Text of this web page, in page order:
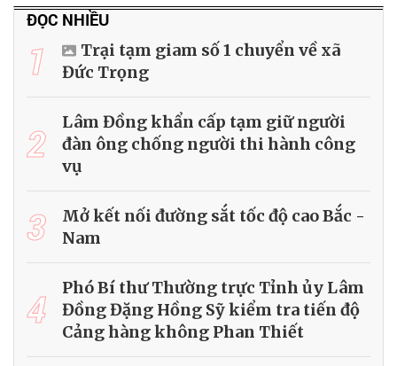
ĐỌC NHIỀU
1
Trại tạm giam số 1 chuyển về xã
Đức Trọng
2
Lâm Đồng khẩn cấp tạm giữ người
đàn ông chống người thi hành công
vụ
3
Mở kết nối đường sắt tốc độ cao Bắc -
Nam
4
Phó Bí thư Thường trực Tỉnh ủy Lâm
Đồng Đặng Hồng Sỹ kiểm tra tiến độ
Cảng hàng không Phan Thiết